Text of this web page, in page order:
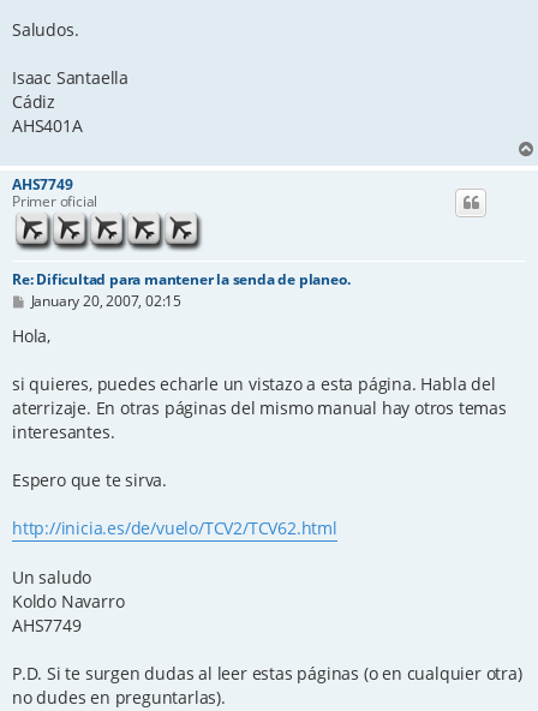
Saludos.
Isaac Santaella
Cádiz
AHS401A
AHS7749
Primer oficial
Re: Dificultad para mantener la senda de planeo.
P
s
January 20, 2007, 02:15
Hola,
si quieres, puedes echarle un vistazo a esta página. Habla del
aterrizaje. En otras páginas del mismo manual hay otros temas
interesantes.
Espero que te sirva.
http://inicia.es/de/vuelo/TCV2/TCV62.html
Un saludo
Koldo Navarro
AHS7749
P.D. Si te surgen dudas al leer estas páginas (o en cualquier otra)
no dudes en preguntarlas).